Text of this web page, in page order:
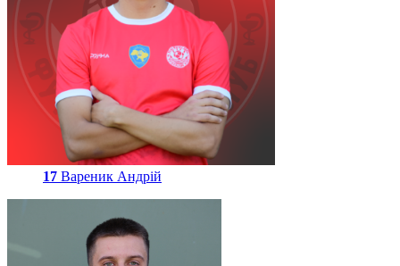
17 Вареник Андрій